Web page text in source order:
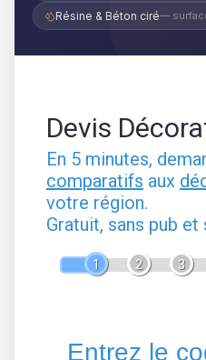
Résine & Béton ciré—
Devis
En 5 minutes,
comparatifs aux
votre région.
Gratuit, sans pub et
1 2 3
Entrez le